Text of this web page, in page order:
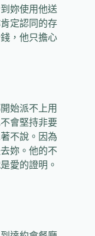
妳使用他送
定認同的存
，他只擔心
始派不上用
會堅持非要
不說。因為
妳。他的不
愛的證明。